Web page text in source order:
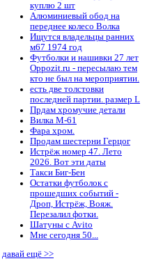
куплю 2 шт
Алюминиевый обод на
переднее колесо Волка
Ищутся владельцы ранних
м67 1974 год
Футболки и нашивки 27 лет
Oppozit.ru - пересылаю тем
кто не был на мероприятии.
есть две толстовки
последней партии. размер L
Прдам хромучие детали
Вилка М-61
Фара хром.
Продам шестерни Герцог
Истрёж номер 47. Лето
2026. Вот эти даты
Такси Биг-Бен
Остатки футболок с
прошедших событий -
Дроп, Истрёж, Вояж.
Перезалил фотки.
Шатуны с Avito
Мне сегодня 50...
давай ещё >>